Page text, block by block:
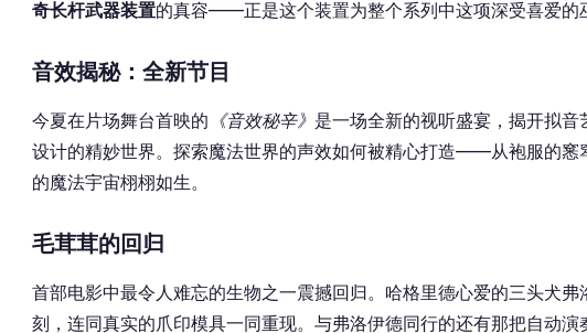
奇长杆武器装置的真容——正是这个装置为整个系列中这项深受喜爱的
音效揭秘：全新节目
今夏在片场舞台首映的 《音效秘辛》 是一场全新的视听盛宴，揭开拟
设计的精妙世界。探索魔法世界的声效如何被精心打造——从袍服的
的魔法宇宙栩栩如生。
毛茸茸的回归
首部电影中最令人难忘的生物之一震撼回归。哈格里德心爱的三头犬
刻，连同真实的爪印模具一同重现。与弗洛伊德同行的还有那把自动